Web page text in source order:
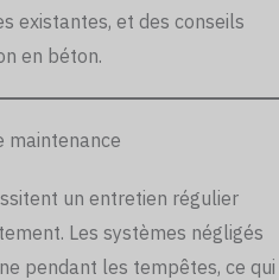
existantes, et des conseils
en béton.
maintenance
un entretien régulier
Les systèmes négligés
pendant les tempêtes, ce qui